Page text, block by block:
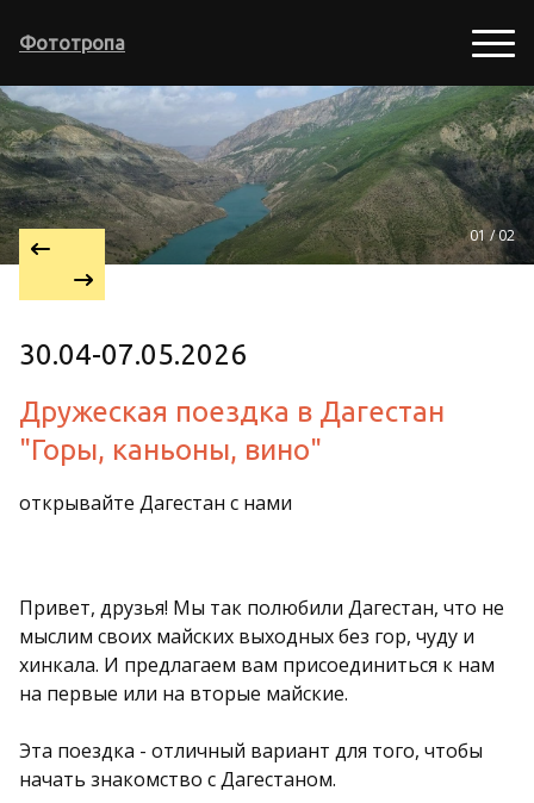
Фототропа
Дружеская поездка в Дагестан
"Горы, каньоны, вино"
30.04-07.05.2026
открывайте Дагестан с нами
01 / 02
Привет, друзья! Мы так полюбили Дагестан, что не
мыслим своих майских выходных без гор, чуду и
хинкала. И предлагаем вам присоединиться к нам
на первые или на вторые майские.
Эта поездка - отличный вариант для того, чтобы
начать знакомство с Дагестаном.